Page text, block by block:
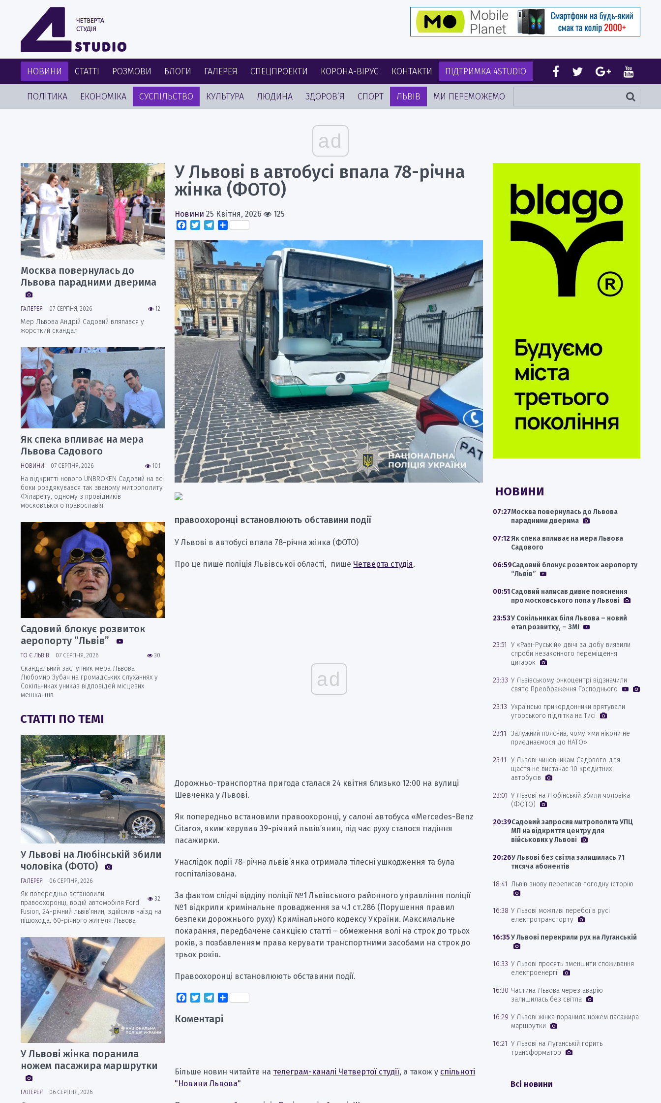
НОВИНИ СТАТТІ РОЗМОВИ БЛОГИ ГАЛЕРЕЯ СПЕЦПРОЕКТИ КОРОНА-ВІРУС КОНТАКТИ ПІДТРИМКА 4STUDIO
ПОЛІТИКА ЕКОНОМІКА СУСПІЛЬСТВО КУЛЬТУРА ЛЮДИНА ЗДОРОВ’Я СПОРТ ЛЬВІВ МИ ПЕРЕМОЖЕМО
ad
У Львові в автобусі впала 78-річна
жінка (ФОТО)
Новини 25 Квітня, 2026
125
Facebook
TwitterTelegram
Поділитися
правоохоронці встановлюють обставини події
У Львові в автобусі впала 78-річна жінка (ФОТО)
Про це пише поліція Львівської області, пише Четверта студія.
ad
Дорожньо-транспортна пригода сталася 24 квітня близько 12:00 на вулиці
Шевченка у Львові.
Як попередньо встановили правоохоронці, у салоні автобуса «Mercedes-Benz
Citaro», яким керував 39-річний львів’янин, під час руху сталося падіння
пасажирки.
Унаслідок події 78-річна львів’янка отримала тілесні ушкодження та була
госпіталізована.
За фактом слідчі відділу поліції №1 Львівського районного управління поліції
№1 відкрили кримінальне провадження за ч.1 ст.286 (Порушення правил
безпеки дорожнього руху) Кримінального кодексу України. Максимальне
покарання, передбачене санкцією статті – обмеження волі на строк до трьох
років, з позбавленням права керувати транспортними засобами на строк до
трьох років.
Правоохоронці встановлюють обставини події.
Facebook
TwitterTelegram
Поділитися
Коментарі
Більше новин читайте на телеграм-каналі Четвертої студії, а також у спільноті
"Новини Львова"
Москва повернулась до
Львова парадними дверима
12
ГАЛЕРЕЯ 07 СЕРПНЯ, 2026
Мер Львова Андрій Садовий вляпався у
жорсткий скандал
Як спека впливає на мера
Львова Садового
101
НОВИНИ 07 СЕРПНЯ, 2026
На відкритті нового UNBROKEN Садовий на всі
боки роздякувався так званому митрополиту
Філарету, одному з провідників
московського православія
Садовий блокує розвиток
аеропорту “Львів”
30
ТО Є ЛЬВІВ 07 СЕРПНЯ, 2026
Скандальний заступник мера Львова
Любомир Зубач на громадських слуханнях у
Сокільниках уникав відповідей місцевих
мешканців
СТАТТІ ПО ТЕМІ
У Львові на Любінській збили
чоловіка (ФОТО)
ГАЛЕРЕЯ 06 СЕРПНЯ, 2026
32
Як попередньо встановили
правоохоронці, водій автомобіля Ford
Fusion, 24-річний львів’янин, здійснив наїзд на
пішохода, 60-річного жителя Львова
У Львові жінка поранила
ножем пасажира маршрутки
ГАЛЕРЕЯ 06 СЕРПНЯ, 2026
НОВИНИ
07:27Москва повернулась до Львова
парадними дверима
07:12Як спека впливає на мера Львова
Садового
06:59Садовий блокує розвиток аеропорту
“Львів”
00:51 Садовий написав дивне пояснення
про московського попа у Львові
23:53У Сокільниках біля Львова – новий
етап розвитку, – ЗМІ
23:51 У «Раві-Руській» двічі за добу виявили
спроби незаконного переміщення
цигарок
23:33 У Львівському онкоцентрі відзначили
свято Преображення Господнього
23:13 Українські прикордонники врятували
угорського підлітка на Тисі
23:11
Залужний пояснив, чому «ми ніколи не
приєднаємося до НАТО»
23:11
У Львові чиновникам Садового для
щастя не вистачає 10 кредитних
автобусів
23:01 У Львові на Любінській збили чоловіка
(ФОТО)
20:39Садовий запросив митрополита УПЦ
МП на відкриття центру для
військових у Львові
20:26У Львові без світла залишилась 71
тисяча абонентів
18:41 Львів знову переписав погодну історію
16:38 У Львові можливі перебої в русі
електротранспорту
16:35У Львові перекрили рух на Луганській
16:33 У Львові просять зменшити споживання
електроенергії
16:30 Частина Львова через аварію
залишилась без світла
16:29 У Львові жінка поранила ножем пасажира
маршрутки
16:21 У Львові на Луганській горить
трансформатор
Всі новини